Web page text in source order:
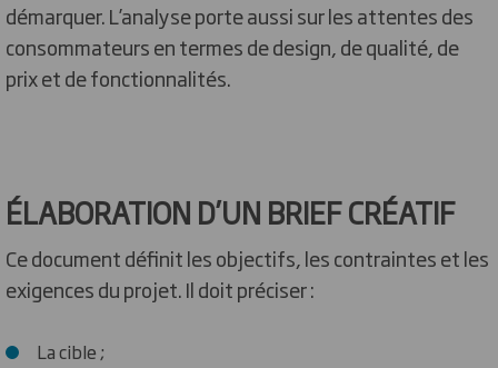
démarquer. L’analyse porte aussi sur les attentes des
consommateurs en termes de design, de qualité, de
prix et de fonctionnalités.
ÉLABORATION D’UN BRIEF CRÉATIF
Ce document définit les objectifs, les contraintes et les
exigences du projet. Il doit préciser :
La cible ;